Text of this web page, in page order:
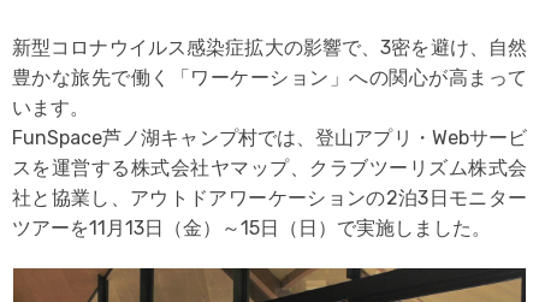
新型コロナウイルス感染症拡大の影響で、3密を避け、自然
豊かな旅先で働く「ワーケーション」への関心が高まって
います。
FunSpace芦ノ湖キャンプ村では、登山アプリ・Webサービ
スを運営する株式会社ヤマップ、クラブツーリズム株式会
社と協業し、アウトドアワーケーションの2泊3日モニター
ツアーを11月13日（金）～15日（日）で実施しました。